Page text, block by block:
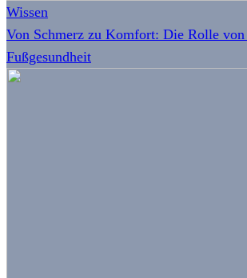
Wissen
Von Schmerz zu Komfort: Die Rolle
Fußgesundheit